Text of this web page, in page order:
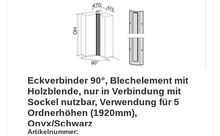
Eckverbinder 90°, Blechelement mit
Holzblende, nur in Verbindung mit
Sockel nutzbar, Verwendung für 5
Ordnerhöhen (1920mm),
Onyx/Schwarz
Artikelnummer: